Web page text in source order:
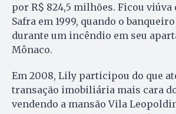
por R$ 824,5 milhões. Ficou viúva
Safra em 1999, quando o
durante um incêndio em seu
Mônaco.
Em 2008, Lily participou do que
transação imobiliária mais cara
vendendo a mansão Vila